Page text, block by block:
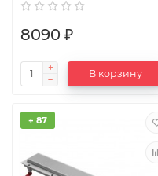
8090 ₽
В корзину
+ 87